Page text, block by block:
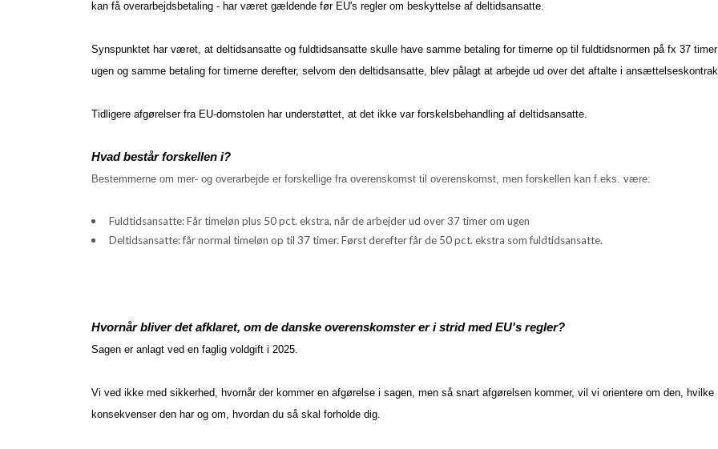
kan få overarbejdsbetaling - har været gældende før EU's regler om beskyttelse af deltidsansatte.
Synspunktet har været, at deltidsansatte og fuldtidsansatte skulle have samme betaling for timerne op til fuldtidsnormen på fx 37
ugen og samme betaling for timerne derefter, selvom den deltidsansatte, blev pålagt at arbejde ud over det aftalte i
Tidligere afgørelser fra EU-domstolen har understøttet, at det ikke var forskelsbehandling af deltidsansatte.
Hvad består forskellen i?
Bestemmerne om mer- og overarbejde er forskellige fra overenskomst til overenskomst, men forskellen kan f.eks. være:
Fuldtidsansatte: Får timeløn plus 50 pct. ekstra, når de arbejder ud over 37 timer om ugen
Deltidsansatte: får normal timeløn op til 37 timer. Først derefter får de 50 pct. ekstra som fuldtidsansatte.
Hvornår bliver det afklaret, om de danske overenskomster er i strid med EU's regler?
Sagen er anlagt ved en faglig voldgift i 2025.
Vi ved ikke med sikkerhed, hvornår der kommer en afgørelse i sagen, men så snart afgørelsen kommer, vil vi orientere om den, hvilke
konsekvenser den har og om, hvordan du så skal forholde dig.